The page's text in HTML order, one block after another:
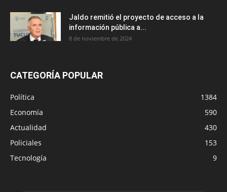
Jaldo remitió el proyecto de acceso a la
información pública a...
8 de noviembre de 2024
CATEGORÍA POPULAR
Política
1384
Economía
590
Actualidad
430
Policiales
153
Tecnología
9